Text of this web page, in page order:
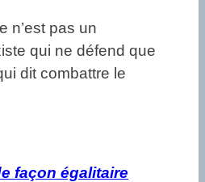
n’est pas un
qui ne défend que
dit combattre le
façon égalitaire